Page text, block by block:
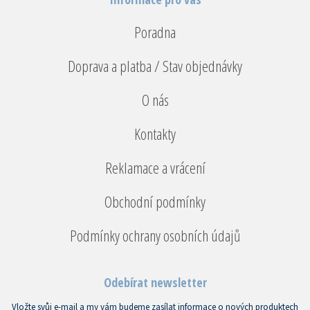
Poradna
Doprava a platba / Stav objednávky
O nás
Kontakty
Reklamace a vrácení
Obchodní podmínky
Podmínky ochrany osobních údajů
Odebírat newsletter